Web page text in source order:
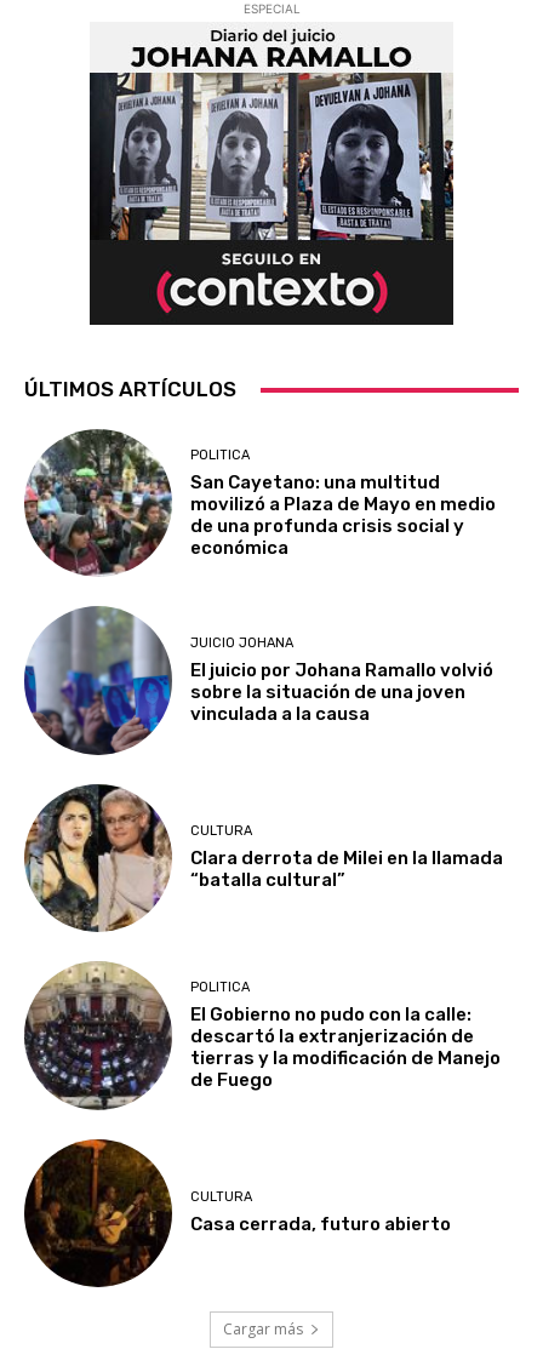
ESPECIAL
ÚLTIMOS ARTÍCULOS
POLITICA
San Cayetano: una multitud
movilizó a Plaza de Mayo en medio
de una profunda crisis social y
económica
JUICIO JOHANA
El juicio por Johana Ramallo volvió
sobre la situación de una joven
vinculada a la causa
CULTURA
Clara derrota de Milei en la llamada
“batalla cultural”
POLITICA
El Gobierno no pudo con la calle:
descartó la extranjerización de
tierras y la modificación de Manejo
de Fuego
CULTURA
Casa cerrada, futuro abierto
Cargar más